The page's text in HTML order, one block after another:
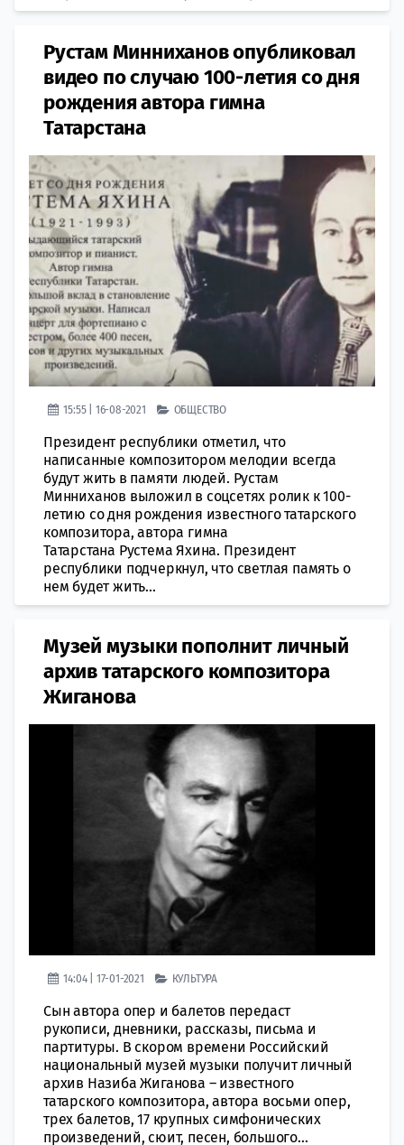
Рустам Минниханов опубликовал
видео по случаю 100-летия со дня
рождения автора гимна
Татарстана
15:55 | 16-08-2021 ОБЩЕСТВО
Президент республики отметил, что
написанные композитором мелодии всегда
будут жить в памяти людей. Рустам
Минниханов выложил в соцсетях ролик к 100-
летию со дня рождения известного татарского
композитора, автора гимна
Татарстана Рустема Яхина. Президент
республики подчеркнул, что светлая память о
нем будет жить...
Музей музыки пополнит личный
архив татарского композитора
Жиганова
14:04 | 17-01-2021 КУЛЬТУРА
Сын автора опер и балетов передаст
рукописи, дневники, рассказы, письма и
партитуры. В скором времени Российский
национальный музей музыки получит личный
архив Назиба Жиганова – известного
татарского композитора, автора восьми опер,
трех балетов, 17 крупных симфонических
произведений, сюит, песен, большого...